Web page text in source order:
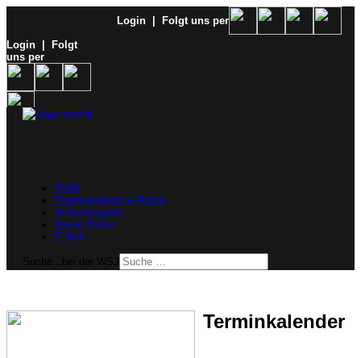
Login
| Folgt uns per
Login
| Folgt
uns per
SVW
Ergebnisdienst & Portal
Schachjugend
Verein finden
E-Mail
Terminkalender